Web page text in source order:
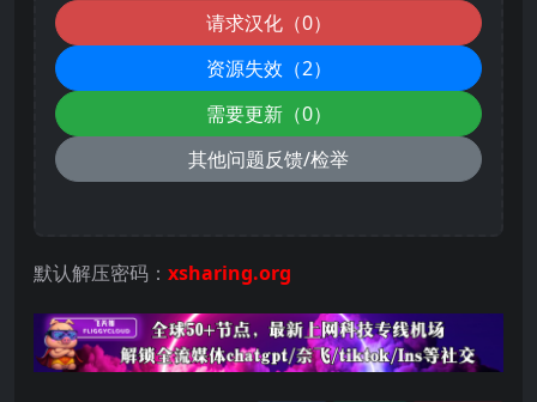
请求汉化（0）
资源失效（2）
需要更新（0）
其他问题反馈/检举
默认解压密码： xsharing.org